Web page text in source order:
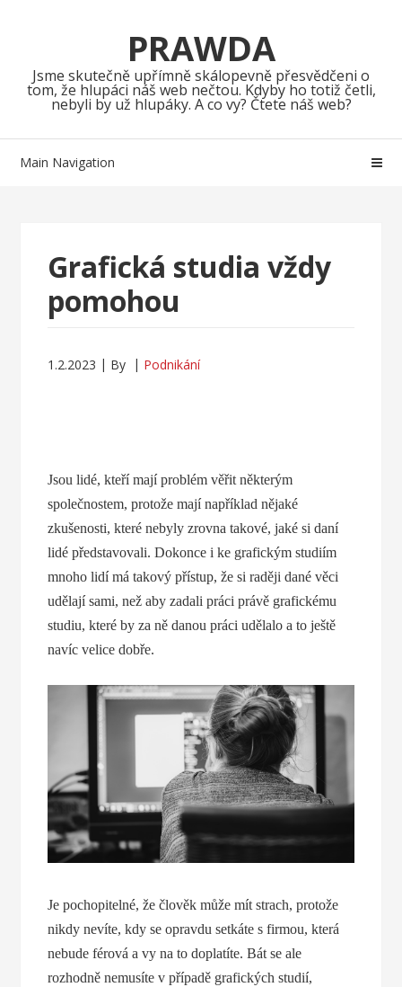
PRAWDA
Jsme skutečně upřímně skálopevně přesvědčeni o
tom, že hlupáci náš web nečtou. Kdyby ho totiž četli,
nebyli by už hlupáky. A co vy? Čtete náš web?
Main Navigation
Grafická studia vždy
pomohou
1.2.2023 By Podnikání
Jsou lidé, kteří mají problém věřit některým
společnostem, protože mají například nějaké
zkušenosti, které nebyly zrovna takové, jaké si daní
lidé představovali.Dokonce i ke grafickým studiím
mnoho lidí má takový přístup, že si raději dané věci
udělají sami, než aby zadali práci právě grafickému
studiu, které by za ně danou práci udělalo a to ještě
navíc velice dobře.
Je pochopitelné, že člověk může mít strach, protože
nikdy nevíte, kdy se opravdu setkáte s firmou, která
nebude férová a vy na to doplatíte. Bát se ale
rozhodně nemusíte v případě grafických studií,